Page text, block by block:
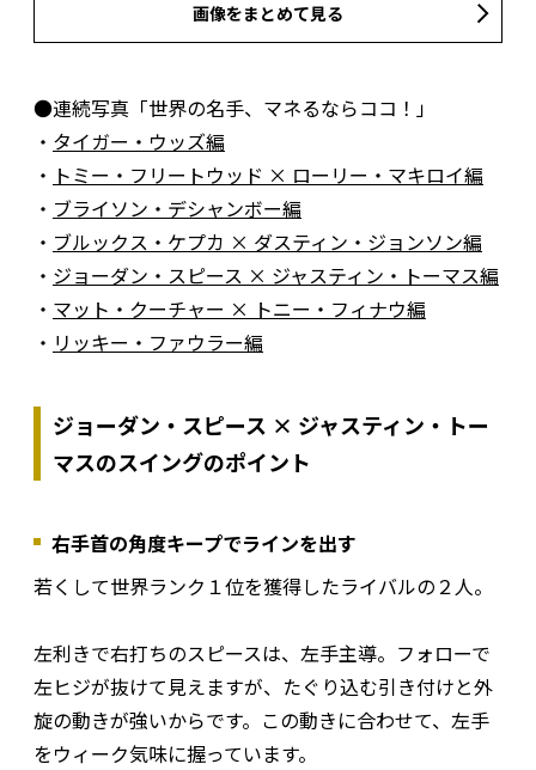
画像をまとめて見る
●連続写真「世界の名手、マネるならココ！」
・ タイガー・ウッズ編
・ トミー・フリートウッド × ローリー・マキロイ編
・ ブライソン・デシャンボー編
・ ブルックス・ケプカ × ダスティン・ジョンソン編
・ ジョーダン・スピース × ジャスティン・トーマス編
・ マット・クーチャー × トニー・フィナウ編
・ リッキー・ファウラー編
ジョーダン・スピース × ジャスティン・トー
マスのスイングのポイント
右手首の角度キープでラインを出す
若くして世界ランク１位を獲得したライバルの２人。
左利きで右打ちのスピースは、左手主導。フォローで
左ヒジが抜けて見えますが、たぐり込む引き付けと外
旋の動きが強いからです。この動きに合わせて、左手
をウィーク気味に握っています。